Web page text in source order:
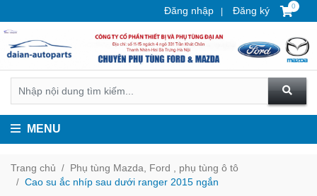
Đăng nhập Đăng ký 0
MENU
Trang chủ
Phụ tùng Mazda, Ford , phụ tùng ô tô
Cao su ắc nhíp sau dưới ranger 2015 ngắn